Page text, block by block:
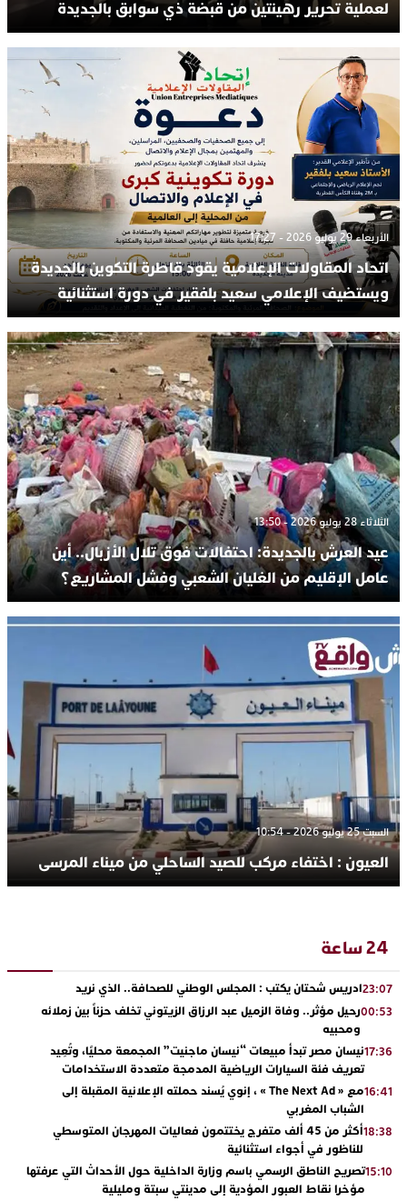
لعملية تحرير رهينتين من قبضة ذي سوابق بالجديدة
الأربعاء 29 يوليو 2026 - 17:27
اتحاد المقاولات الإعلامية يقود قاطرة التكوين بالجديدة
ويستضيف الإعلامي سعيد بلفقير في دورة استثنائية
الثلاثاء 28 يوليو 2026 - 13:50
عيد العرش بالجديدة: احتفالات فوق تلال الأزبال.. أين
عامل الإقليم من الغليان الشعبي وفشل المشاريع؟
السبت 25 يوليو 2026 - 10:54
العيون : اختفاء مركب للصيد الساحلي من ميناء المرسى
24 ساعة
23:07ادريس شحتان يكتب : المجلس الوطني للصحافة.. الذي نريد
00:53رحيل مؤثر.. وفاة الزميل عبد الرزاق الزيتوني تخلف حزناً بين زملائه
ومحبيه
17:36نيسان مصر تبدأ مبيعات “نيسان ماجنيت” المجمعة محليًا، وتُعِيد
تعريف فئة السيارات الرياضية المدمجة متعددة الاستخدامات
16:41
مع « The Next Ad » ، إنوي يُسند حملته الإعلانية المقبلة إلى
الشباب المغربي
18:38
أكثر من 45 ألف متفرج يختتمون فعاليات المهرجان المتوسطي
للناظور في أجواء استثنائية
15:10تصريح الناطق الرسمي باسم وزارة الداخلية حول الأحداث التي عرفتها
مؤخرا نقاط العبور المؤدية إلى مدينتي سبتة ومليلية